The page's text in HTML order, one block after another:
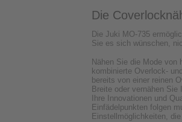
Die
Die Juki MO-735
Sie es sich wünschen,
Nähen Sie die Mode von
kombinierte Overlock-
bereits von einer reinen
Breite oder vernähen
Ihre Innovationen und
Einfädelpunkten folgen
Einstellmöglichkeiten,